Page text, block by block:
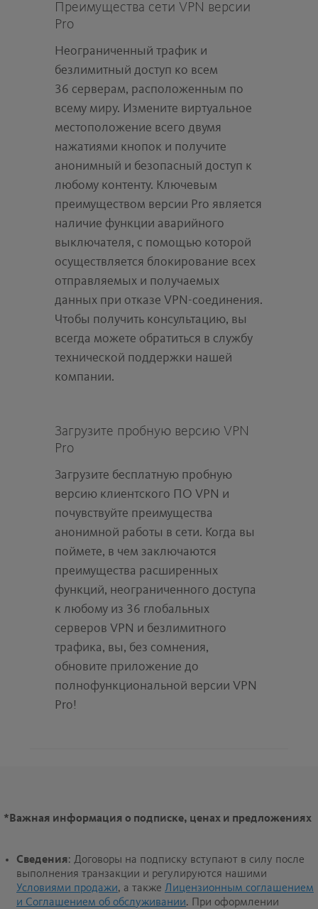
Преимущества сети VPN версии
Pro
Неограниченный трафик и
безлимитный доступ ко всем
36 серверам, расположенным по
всему миру. Измените виртуальное
местоположение всего двумя
нажатиями кнопок и получите
анонимный и безопасный доступ к
любому контенту. Ключевым
преимуществом версии Pro является
наличие функции аварийного
выключателя, с помощью которой
осуществляется блокирование всех
отправляемых и получаемых
данных при отказе VPN-соединения.
Чтобы получить консультацию, вы
всегда можете обратиться в службу
технической поддержки нашей
компании.
Загрузите пробную версию VPN
Pro
Загрузите бесплатную пробную
версию клиентского ПО VPN и
почувствуйте преимущества
анонимной работы в сети. Когда вы
поймете, в чем заключаются
преимущества расширенных
функций, неограниченного доступа
к любому из 36 глобальных
серверов VPN и безлимитного
трафика, вы, без сомнения,
обновите приложение до
полнофункциональной версии VPN
Pro!
* Важная информация о подписке, ценах и предложениях
Сведения: Договоры на подписку вступают в силу после
выполнения транзакции и регулируются нашими
Условиями продажи, а также Лицензионным соглашением
и Соглашением об обслуживании. При оформлении